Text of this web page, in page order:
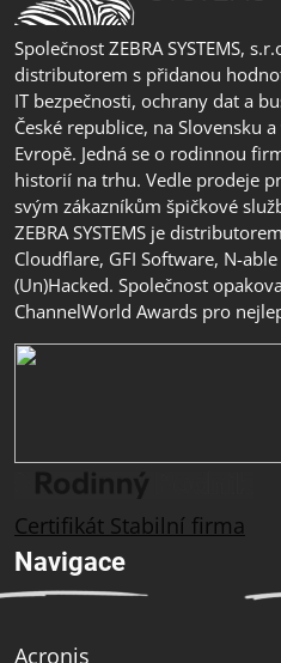
Společnost ZEBRA SYSTEMS,
distributorem s přidanou
IT bezpečnosti, ochrany dat a
České republice, na Slovensku
Evropě. Jedná se o rodinnou
historií na trhu. Vedle prodeje
svým zákazníkům špičkové
ZEBRA SYSTEMS je
Cloudflare, GFI Software, N-
(Un)Hacked. Společnost
ChannelWorld Awards pro
Certifikát Stabilní firma
Navigace
Acronis